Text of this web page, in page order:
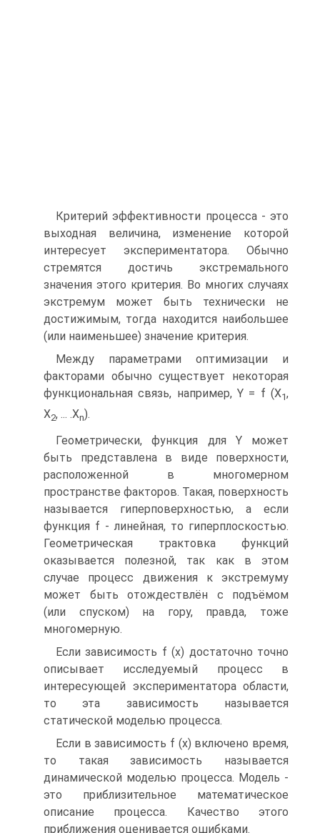
Критерий эффективности процесса - это
выходная величина, изменение которой
интересует экспериментатора. Обычно
стремятся достичь экстремального
значения этого критерия. Во многих случаях
экстремум может быть технически не
достижимым, тогда находится наибольшее
(или наименьшее) значение критерия.
Между параметрами оптимизации и
факторами обычно существует некоторая
функциональная связь, например, Y = f (X1,
X2, ... .Xn).
Геометрически, функция для Y может
быть представлена в виде поверхности,
расположенной в многомерном
пространстве факторов. Такая, поверхность
называется гиперповерхностью, а если
функция f - линейная, то гиперплоскостью.
Геометрическая трактовка функций
оказывается полезной, так как в этом
случае процесс движения к экстремуму
может быть отождествлён с подъёмом
(или спуском) на гору, правда, тоже
многомерную.
Если зависимость f (х) достаточно точно
описывает исследуемый процесс в
интересующей экспериментатора области,
то эта зависимость называется
статической моделью процесса.
Если в зависимость f (х) включено время,
то такая зависимость называется
динамической моделью процесса. Модель -
это приблизительное математическое
описание процесса. Качество этого
приближения оценивается ошибками.